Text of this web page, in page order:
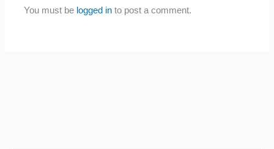
You must be logged in to post a comment.